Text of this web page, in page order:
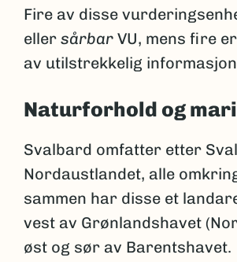
Fire av disse
eller sårbar VU, mens fire
av utilstrekkelig
Naturforhold og
Svalbard omfatter etter
Nordaustlandet, alle
sammen har disse et
vest av Grønlandshavet
øst og sør av Barentshavet.